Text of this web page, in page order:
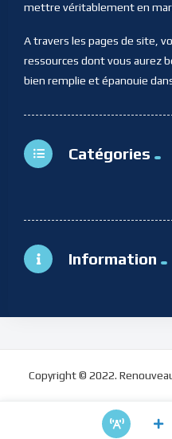
mettre véritablement en
A travers les pages de site,
ressources dont vous aurez
bien remplie et épanouie
Catégories
Information
Copyright © 2022.